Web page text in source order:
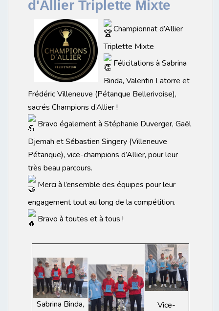
d'Allier Triplette Mixte
Championnat d’Allier
Triplette Mixte
Félicitations à Sabrina
Binda, Valentin Latorre et
Frédéric Villeneuve (Pétanque Bellerivoise),
sacrés Champions d’Allier !
Bravo également à Stéphanie Duverger, Gaël
Djemah et Sébastien Singery (Villeneuve
Pétanque), vice-champions d’Allier, pour leur
très beau parcours.
Merci à l’ensemble des équipes pour leur
engagement tout au long de la compétition.
Bravo à toutes et à tous !
Sabrina Binda,
Vice-